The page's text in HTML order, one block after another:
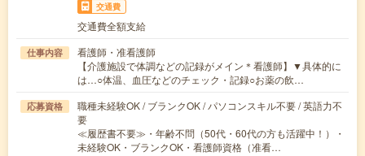
交通費
交通費全額支給
仕事内容
看護師・准看護師
【介護施設で体調などの記録がメイン＊看護師】▼具体的に
は…○体温、血圧などのチェック・記録○お薬の飲…
応募資格
職種未経験OK / ブランクOK / パソコンスキル不要 / 英語力不
要
≪履歴書不要≫・年齢不問（50代・60代の方も活躍中！）・
未経験OK・ブランクOK・看護師資格（准看…